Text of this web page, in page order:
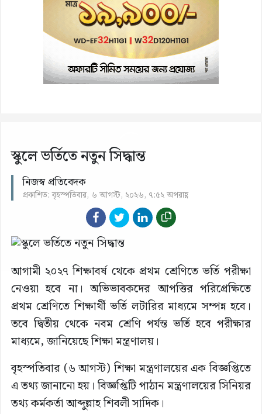
স্কুলে ভর্তিতে নতুন সিদ্ধান্ত
নিজস্ব প্রতিবেদক
প্রকাশিত: বৃহস্পতিবার, ৬ আগস্ট, ২০২৬, ৭:৫২ অপরাহ্ণ
আগামী ২০২৭ শিক্ষাবর্ষ থেকে প্রথম শ্রেণিতে ভর্তি পরীক্ষা
নেওয়া হবে না। অভিভাবকদের আপত্তির পরিপ্রেক্ষিতে
প্রথম শ্রেণিতে শিক্ষার্থী ভর্তি লটারির মাধ্যমে সম্পন্ন হবে।
তবে দ্বিতীয় থেকে নবম শ্রেণি পর্যন্ত ভর্তি হবে পরীক্ষার
মাধ্যমে, জানিয়েছে শিক্ষা মন্ত্রণালয়।
বৃহস্পতিবার (৬ আগস্ট) শিক্ষা মন্ত্রণালয়ের এক বিজ্ঞপ্তিতে
এ তথ্য জানানো হয়। বিজ্ঞপ্তিটি পাঠান মন্ত্রণালয়ের সিনিয়র
তথ্য কর্মকর্তা আব্দুল্লাহ শিবলী সাদিক।